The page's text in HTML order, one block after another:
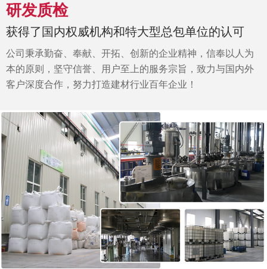
研发质检
获得了国内权威机构和特大型总包单位的认可
公司秉承勤奋、奉献、开拓、创新的企业精神，信奉以人为
本的原则，坚守信誉、用户至上的服务宗旨，致力与国内外
客户深度合作，努力打造建材行业百年企业！